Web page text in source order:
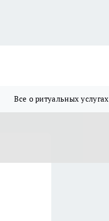
Все о ритуальных услугах